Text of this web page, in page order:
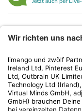
Kundenservice
Shop